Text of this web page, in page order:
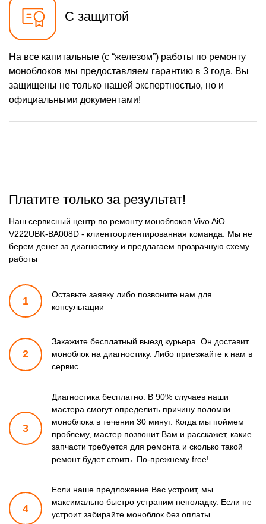
С защитой
На все капитальные (с “железом”) работы по ремонту
моноблоков мы предоставляем гарантию в 3 года. Вы
защищены не только нашей экспертностью, но и
официальными документами!
Платите только за результат!
Наш сервисный центр по ремонту моноблоков Vivo AiO
V222UBK-BA008D - клиентоориентированная команда. Мы не
берем денег за диагностику и предлагаем прозрачную схему
работы
1
Оставьте заявку либо позвоните нам для
консультации
2
Закажите бесплатный выезд курьера. Он доставит
моноблок на диагностику. Либо приезжайте к нам в
сервис
3
Диагностика бесплатно. В 90% случаев наши
мастера смогутопределить причину поломки
моноблока в течении 30 минут. Когда мы поймем
проблему, мастер позвонит Вам и расскажет, какие
запчасти требуется для ремонта и сколько такой
ремонтбудет стоить. По-прежнему free!
4
Если наше предложение Вас устроит, мы
максимально быстро устраним неполадку. Если не
устроит забирайте моноблок без оплаты